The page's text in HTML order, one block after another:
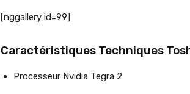
[nggallery id=99]
Caractéristiques Techniques
Processeur Nvidia Tegra 2